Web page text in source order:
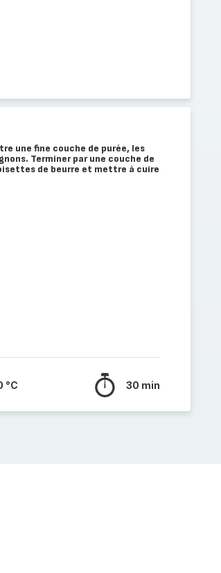
une fine couche de purée, les
Terminer par une couche de
de beurre et mettre à cuire
°C 30 min